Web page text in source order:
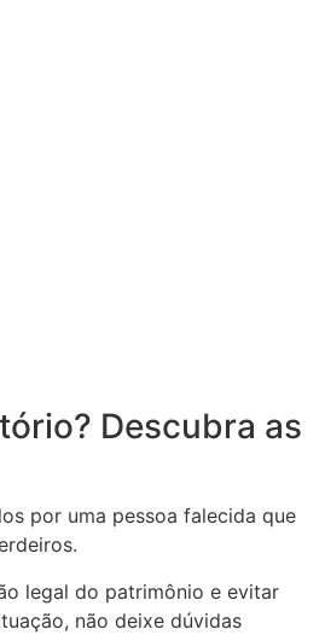
Descubra as
por uma pessoa falecida que
legal do patrimônio e evitar
não deixe dúvidas